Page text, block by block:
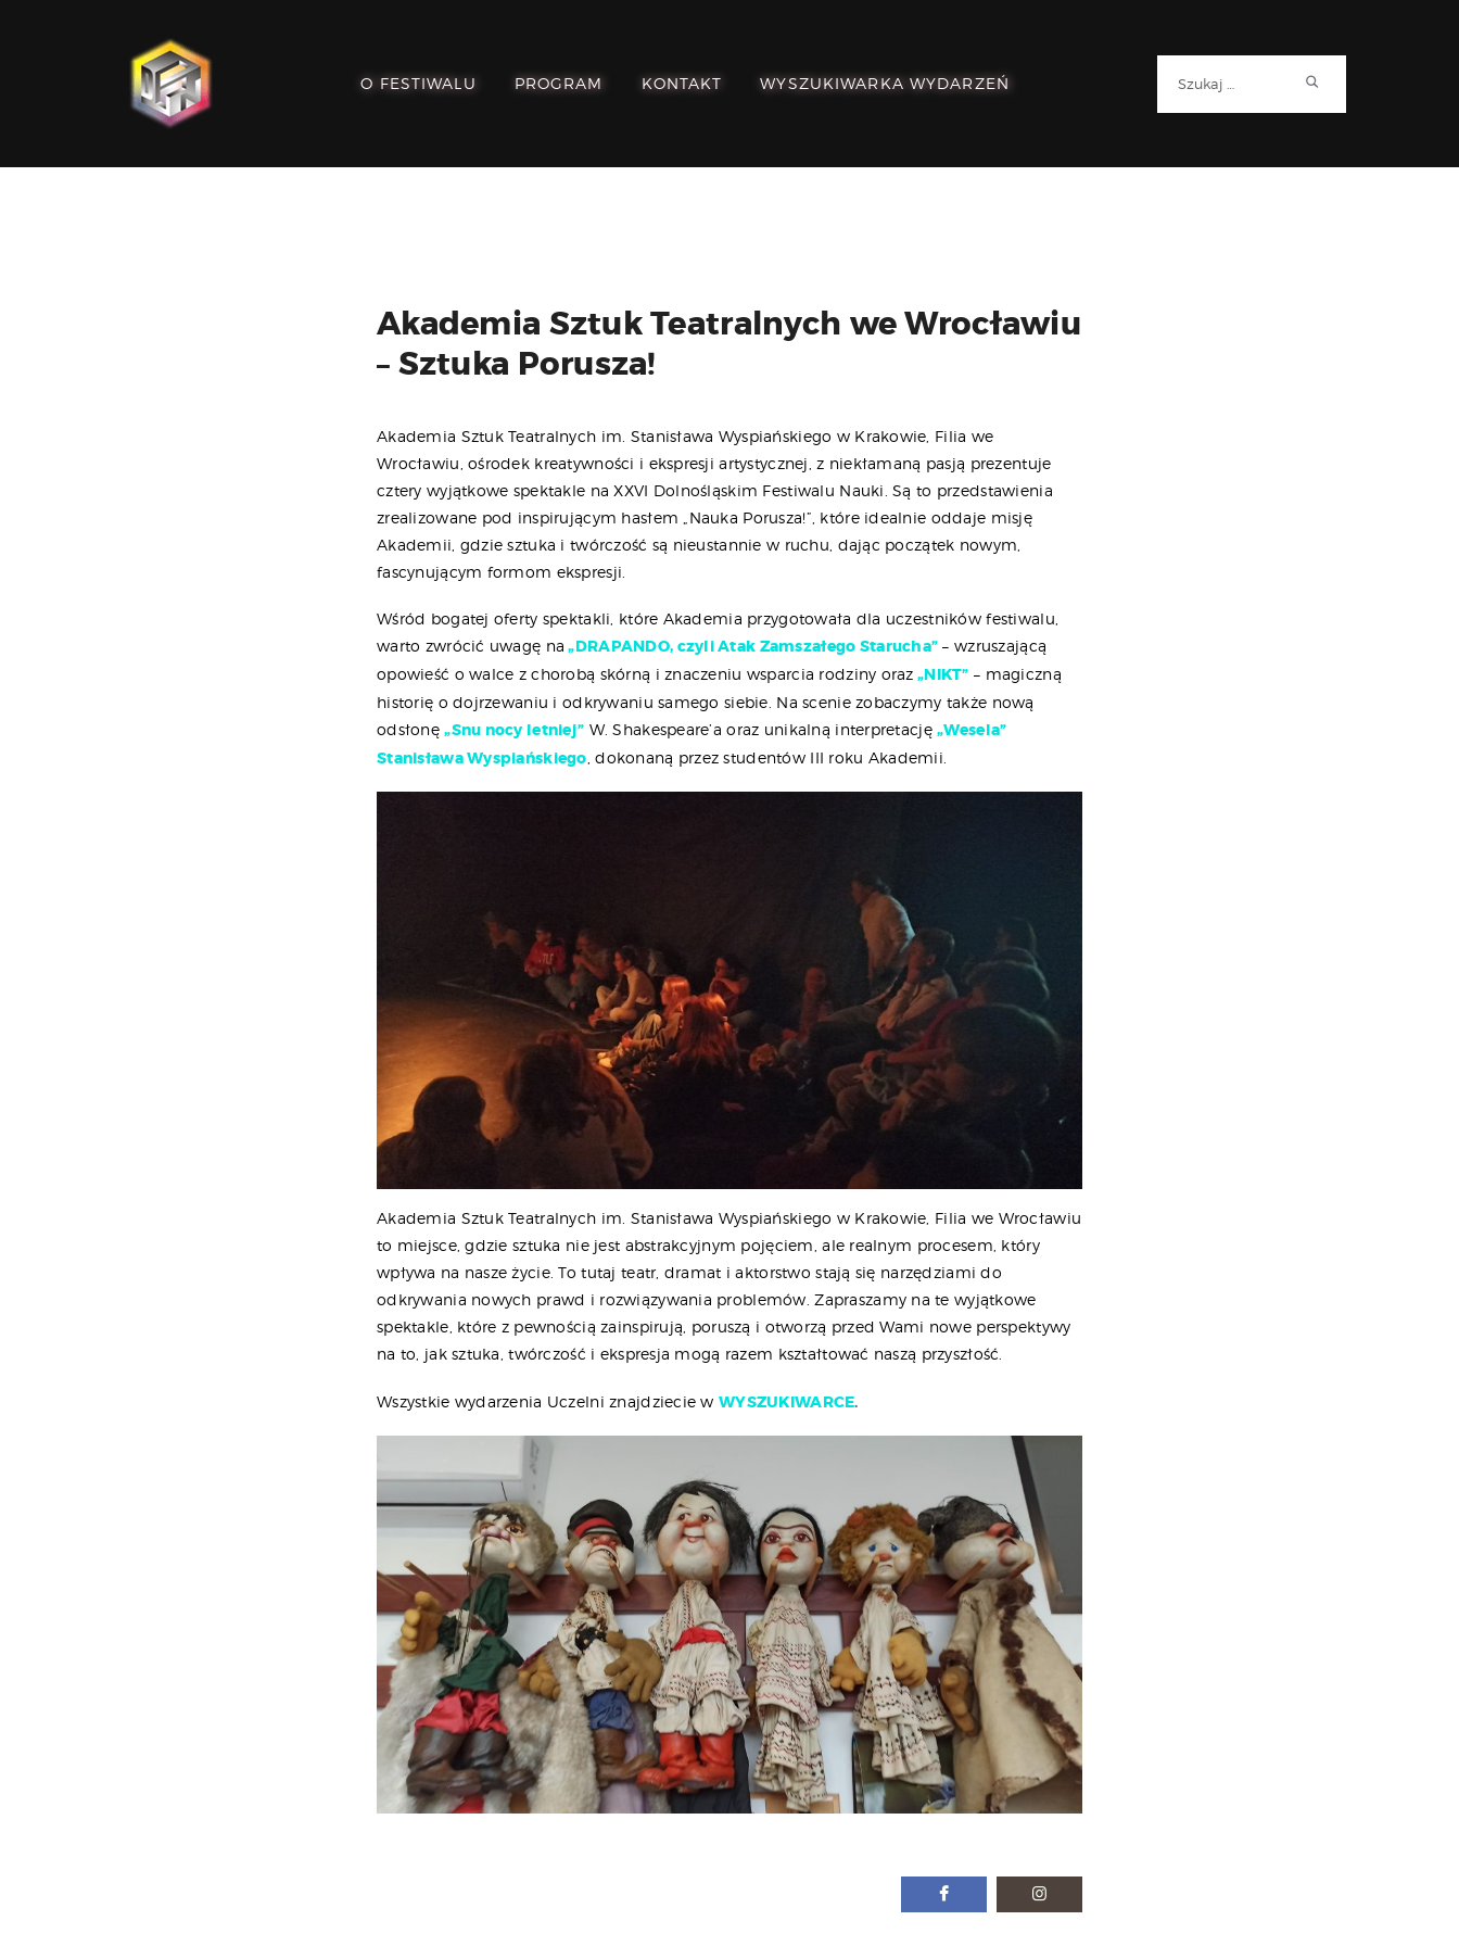
O FESTIWALU PROGRAM KONTAKT WYSZUKIWARKA WYDARZEŃ
PAMIĘTAJ!
PROGRAM
WYDARZEŃ
Akademia Sztuk Teatralnych we Wrocławiu
– Sztuka Porusza!
Akademia Sztuk Teatralnych im. Stanisława Wyspiańskiego w Krakowie, Filia we
Wrocławiu, ośrodek kreatywności i ekspresji artystycznej, z niekłamaną pasją prezentuje
cztery wyjątkowe spektakle na XXVI Dolnośląskim Festiwalu Nauki. Są to przedstawienia
zrealizowane pod inspirującym hasłem „Nauka Porusza!”, które idealnie oddaje misję
Akademii, gdzie sztuka i twórczość są nieustannie w ruchu, dając początek nowym,
fascynującym formom ekspresji.
Wśród bogatej oferty spektakli, które Akademia przygotowała dla uczestników festiwalu,
warto zwrócić uwagę na „DRAPANDO, czyli Atak Zamszałego Starucha” – wzruszającą
opowieść o walce z chorobą skórną i znaczeniu wsparcia rodziny oraz „NIKT” – magiczną
historię o dojrzewaniu i odkrywaniu samego siebie. Na scenie zobaczymy także nową
odsłonę„Snu nocy letniej” W. Shakespeare’a oraz unikalną interpretację„Wesela”
Stanisława Wyspiańskiego , dokonaną przez studentów III roku Akademii.
Akademia Sztuk Teatralnych im. Stanisława Wyspiańskiego w Krakowie, Filia we Wrocławiu
to miejsce, gdzie sztuka nie jest abstrakcyjnym pojęciem, ale realnym procesem, który
wpływa na nasze życie. To tutaj teatr, dramat i aktorstwo stają się narzędziami do
odkrywania nowych prawd i rozwiązywania problemów. Zapraszamy na te wyjątkowe
spektakle, które z pewnością zainspirują, poruszą i otworzą przed Wami nowe perspektywy
na to, jak sztuka, twórczość i ekspresja mogą razem kształtować naszą przyszłość.
Wszystkie wydarzenia Uczelni znajdziecie wWYSZUKIWARCE.